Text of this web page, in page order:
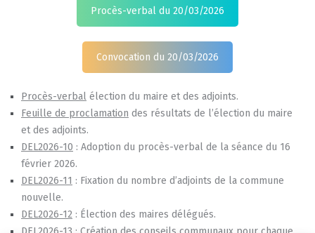
Procès-verbal du 20/03/2026
Convocation du 20/03/2026
Procès-verbal élection du maire et des adjoints.
Feuille de proclamation des résultats de l’élection du maire
et des adjoints.
DEL2026-10 : Adoption du procès-verbal de la séance du 16
février 2026.
DEL2026-11 : Fixation du nombre d’adjoints de la commune
nouvelle.
DEL2026-12 : Élection des maires délégués.